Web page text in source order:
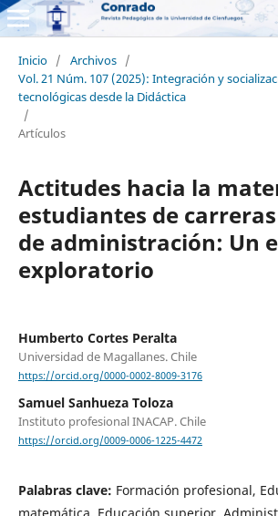
Inicio / Archivos /
Vol. 21 Núm. 107 (2025): Integración y
tecnológicas desde la Didáctica
/
Artículos
Actitudes hacia la
estudiantes de
de administración: Un
exploratorio
Humberto Cortes Peralta
Universidad de Magallanes. Chile
https://orcid.org/0000-0002-8009-3176
Samuel Sanhueza Toloza
Instituto profesional INACAP. Chile
https://orcid.org/0009-0006-1225-4472
Palabras clave: Formación profesional,